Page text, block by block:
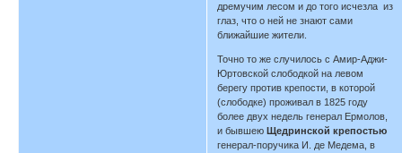
дремучим лесом и до того исчезла из
глаз, что о ней не знают сами
ближайшие жители.
Точно то же случилось с Амир-Аджи-
Юртовской слободкой на левом
берегу против крепости, в которой
(слободке) проживал в 1825 году
более двух недель генерал Ермолов,
и бывшею Щедринской крепостью
генерал-поручика И. де Медема, в